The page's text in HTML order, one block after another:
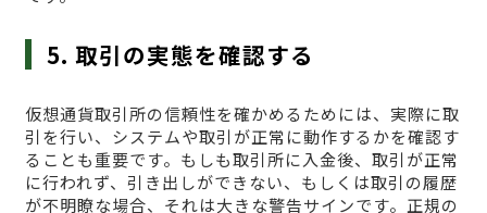
5. 取引の実態を確認する
仮想通貨取引所の信頼性を確かめるためには、実際に取
引を行い、システムや取引が正常に動作するかを確認す
ることも重要です。もしも取引所に入金後、取引が正常
に行われず、引き出しができない、もしくは取引の履歴
が不明瞭な場合、それは大きな警告サインです。正規の